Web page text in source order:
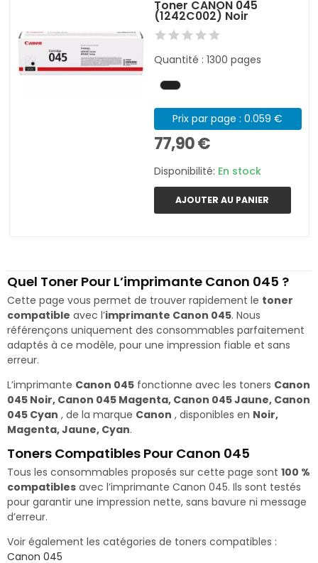
Toner CANON 045
(1242C002) Noir
Quantité : 1300 pages
Prix par page : 0.059 €
77,90 €
Disponibilité: En stock
AJOUTER AU PANIER
Quel Toner Pour L’imprimante Canon 045 ?
Cette page vous permet de trouver rapidement le toner
compatible avec l’imprimante Canon 045. Nous
référençons uniquement des consommables parfaitement
adaptés à ce modèle, pour une impression fiable et sans
erreur.
L’imprimante Canon 045 fonctionne avec les toners Canon
045 Noir, Canon 045 Magenta, Canon 045 Jaune, Canon
045 Cyan , de la marque Canon , disponibles en Noir,
Magenta, Jaune, Cyan.
Toners Compatibles Pour Canon 045
Tous les consommables proposés sur cette page sont 100 %
compatibles avec l’imprimante Canon 045. Ils sont testés
pour garantir une impression nette, sans bavure ni message
d’erreur.
Voir également les catégories de toners compatibles :
Canon 045